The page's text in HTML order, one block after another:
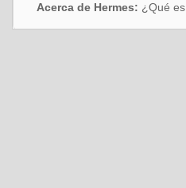
Acerca de Hermes: ¿Qué